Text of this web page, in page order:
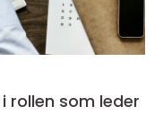
rollen som leder